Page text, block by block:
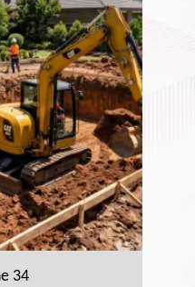
34